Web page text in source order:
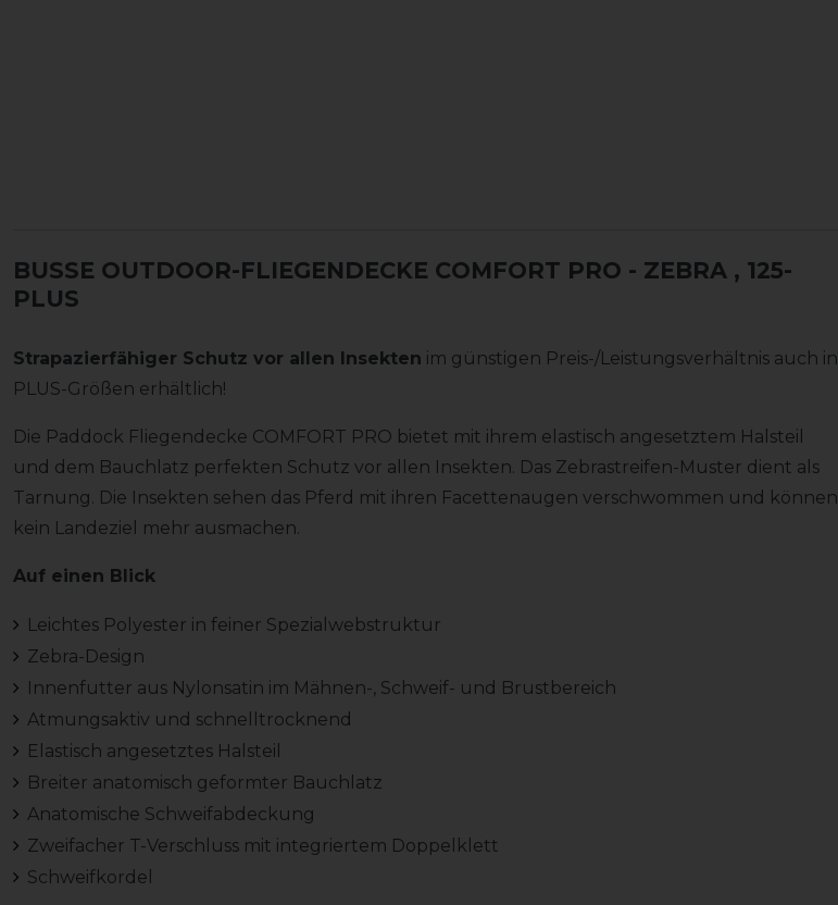
BUSSE OUTDOOR-FLIEGENDECKE COMFORT PRO - ZEBRA , 125-
PLUS
Strapazierfähiger Schutz vor allen Insekten im günstigen Preis-/Leistungsverhältnis auch in
PLUS-Größen erhältlich!
Die Paddock Fliegendecke COMFORT PRO bietet mit ihrem elastisch angesetztem Halsteil
und dem Bauchlatz perfekten Schutz vor allen Insekten. Das Zebrastreifen-Muster dient als
Tarnung. Die Insekten sehen das Pferd mit ihren Facettenaugen verschwommen und können
kein Landeziel mehr ausmachen.
Auf einen Blick
Leichtes Polyester in feiner Spezialwebstruktur
Zebra-Design
Innenfutter aus Nylonsatin im Mähnen-, Schweif- und Brustbereich
Atmungsaktiv und schnelltrocknend
Elastisch angesetztes Halsteil
Breiter anatomisch geformter Bauchlatz
Anatomische Schweifabdeckung
Zweifacher T-Verschluss mit integriertem Doppelklett
Schweifkordel